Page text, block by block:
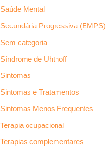
Saúde Mental
Secundária Progressiva (EMPS)
Sem categoria
Síndrome de Uhthoff
Sintomas
Sintomas e Tratamentos
Sintomas Menos Frequentes
Terapia ocupacional
Terapias complementares